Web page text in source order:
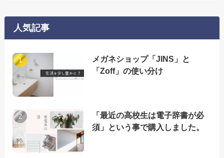
人気記事
メガネショップ「JINS」と
「Zoff」の使い分け
「最近の高校生は電子辞書が必
須」という事で購入しました。